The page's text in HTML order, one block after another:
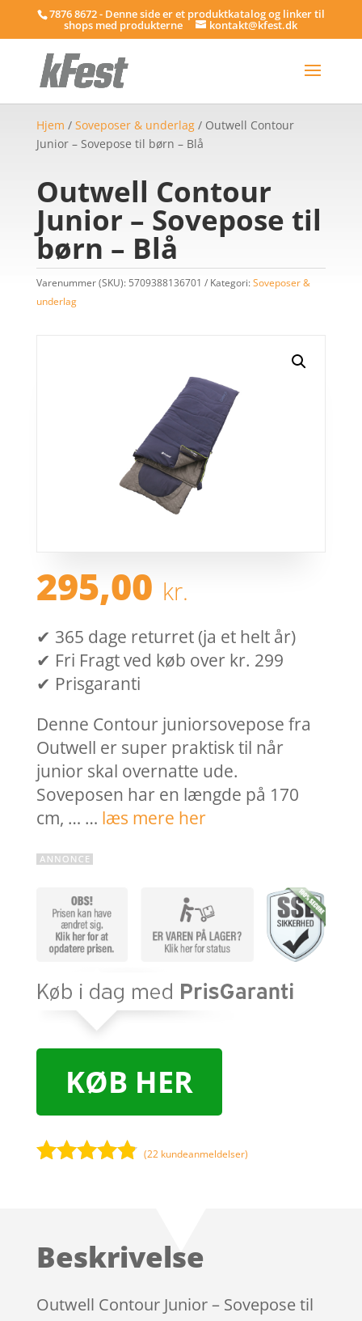
7876 8672 - Denne side er et produktkatalog og linker til
shops med produkterne kontakt@kfest.dk
Hjem / Soveposer & underlag/ Outwell Contour
Junior – Sovepose til børn – Blå
Outwell Contour
Junior – Sovepose til
børn – Blå
Varenummer (SKU): 5709388136701 Kategori:Soveposer &
underlag
295,00 kr.
✔ 365 dage returret (ja et helt år)
✔ Fri Fragt ved køb over kr. 299
✔ Prisgaranti
Denne Contour juniorsovepose fra
Outwell er super praktisk til når
junior skal overnatte ude.
Soveposen har en længde på 170
cm, … … læs mere her
KØB HER
kundebedø
(22 kundeanmeldelser)
Beskrivelse
Outwell Contour Junior – Sovepose til